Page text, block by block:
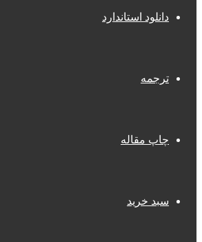
دانلود استاندارد
ترجمه
چاپ مقاله
سبد خرید